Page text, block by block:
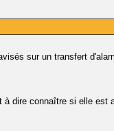
sur un transfert
à dire connaître si elle est